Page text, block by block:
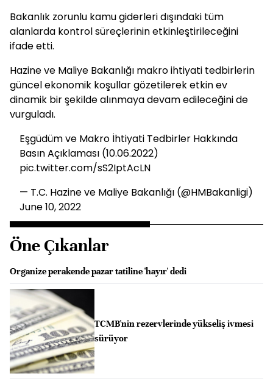
Bakanlık zorunlu kamu giderleri dışındaki tüm
alanlarda kontrol süreçlerinin etkinleştirileceğini
ifade etti.
Hazine ve Maliye Bakanlığı makro ihtiyati tedbirlerin
güncel ekonomik koşullar gözetilerek etkin ev
dinamik bir şekilde alınmaya devam edileceğini de
vurguladı.
Eşgüdüm ve Makro İhtiyati Tedbirler Hakkında
Basın Açıklaması (10.06.2022)
pic.twitter.com/sS2IptAcLN
— T.C. Hazine ve Maliye Bakanlığı (@HMBakanligi)
June 10, 2022
Öne Çıkanlar
Organize perakende pazar tatiline 'hayır' dedi
TCMB'nin rezervlerinde yükseliş ivmesi
sürüyor